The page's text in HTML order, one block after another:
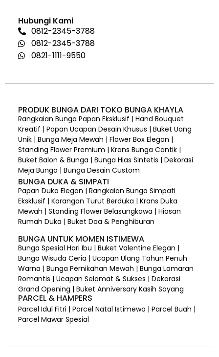
Hubungi Kami
0812-2345-3788
0812-2345-3788
0821-1111-9550
PRODUK BUNGA DARI TOKO BUNGA KHAYLA
Rangkaian Bunga Papan Eksklusif | Hand Bouquet
Kreatif | Papan Ucapan Desain Khusus | Buket Uang
Unik | Bunga Meja Mewah | Flower Box Elegan |
Standing Flower Premium | Krans Bunga Cantik |
Buket Balon & Bunga | Bunga Hias Sintetis | Dekorasi
Meja Bunga | Bunga Desain Custom
BUNGA DUKA & SIMPATI
Papan Duka Elegan | Rangkaian Bunga Simpati
Eksklusif | Karangan Turut Berduka | Krans Duka
Mewah | Standing Flower Belasungkawa | Hiasan
Rumah Duka | Buket Doa & Penghiburan
BUNGA UNTUK MOMEN ISTIMEWA
Bunga Spesial Hari Ibu | Buket Valentine Elegan |
Bunga Wisuda Ceria | Ucapan Ulang Tahun Penuh
Warna | Bunga Pernikahan Mewah | Bunga Lamaran
Romantis | Ucapan Selamat & Sukses | Dekorasi
Grand Opening | Buket Anniversary Kasih Sayang
PARCEL & HAMPERS
Parcel Idul Fitri | Parcel Natal Istimewa | Parcel Buah |
Parcel Mawar Spesial